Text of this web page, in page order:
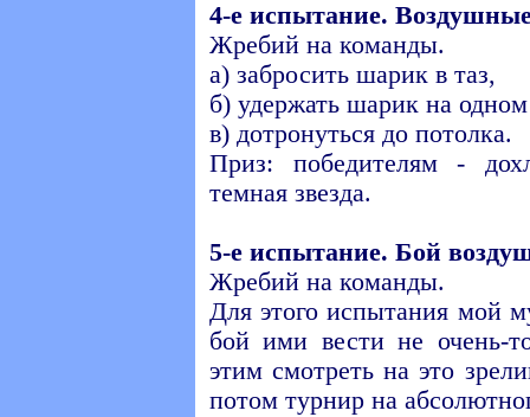
4-е испытание.
Жребий на команды.
а) забросить шарик в таз,
б) удержать шарик на
в) дотронуться до потолка.
Приз: победителям -
темная звезда.
5-е испытание. Бой
Жребий на команды.
Для этого испытания мой
бой ими вести не очень-
этим смотреть на это
потом турнир на